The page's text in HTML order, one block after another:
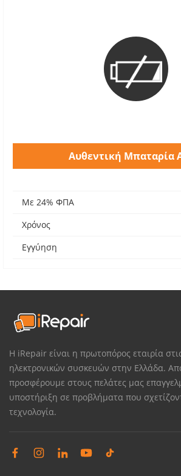
Αυθεντική Μπαταρία
Με 24% ΦΠΑ
Χρόνος
Εγγύηση
Η iRepair είναι η πρωτοπόρος εταιρία
ηλεκτρονικών συσκευών στην Ελλάδα.
προσφέρουμε στους πελάτες μας
υποστήριξη σε προβλήματα που
τεχνολογία.